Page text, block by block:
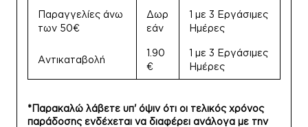
Παραγγελίες άνω
των 50€
Δωρ
εάν
1 με 3 Εργάσιμες
Ημέρες
Αντικαταβολή
1.90
€
1 με 3 Εργάσιμες
Ημέρες
*Παρακαλώ λάβετε υπ' όψιν ότι οι τελικός χρόνος
παράδοσης ενδέχεται να διαφέρει ανάλογα με την